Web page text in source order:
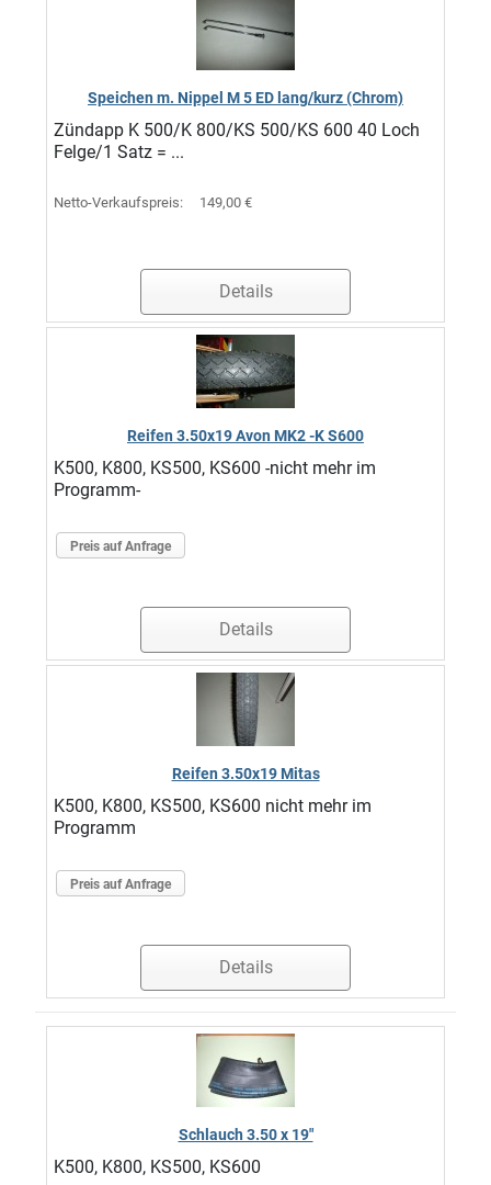
Speichen m. Nippel M 5 ED lang/kurz (Chrom)
Zündapp K 500/K 800/KS 500/KS 600 40 Loch
Felge/1 Satz = ...
Netto-Verkaufspreis: 149,00 €
Details
Reifen 3.50x19 Avon MK2 -K S600
K500, K800, KS500, KS600 -nicht mehr im
Programm-
Preis auf Anfrage
Details
Reifen 3.50x19 Mitas
K500, K800, KS500, KS600 nicht mehr im
Programm
Preis auf Anfrage
Details
Schlauch 3.50 x 19"
K500, K800, KS500, KS600